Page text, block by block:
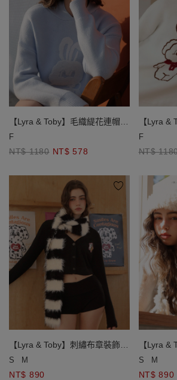
【Lyra & Toby】毛織緹花連帽長
袖寬版毛衣
F
NT$ 1180 NT$ 578
【Lyra &
袖寬版毛衣
F
NT$
【Lyra & Toby】刺繡布章裝飾V
領長袖短版針織開襟衫
S M
NT$ 890
【Lyra &
領長袖短
S M
NT$ 890